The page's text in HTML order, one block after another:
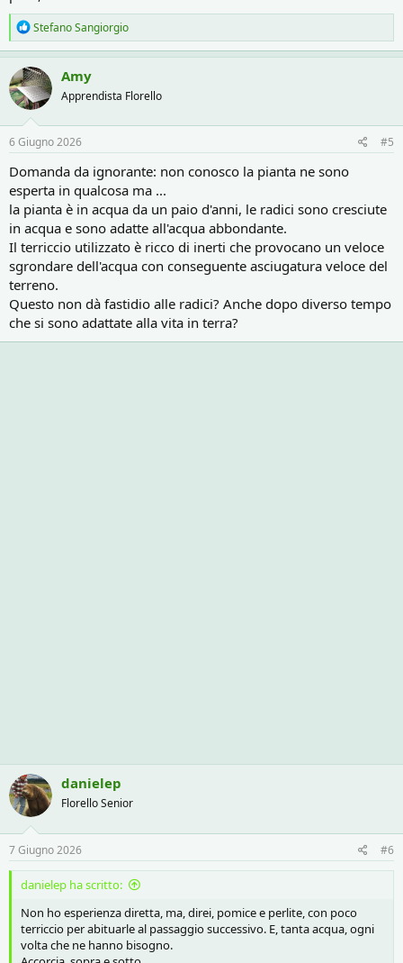
R
e
a
c
t
i
o
n
s
:
Stefano Sangiorgio
Amy
Apprendista Florello
6 Giugno 2026 #5
Domanda da ignorante: non conosco la pianta ne sono
esperta in qualcosa ma ...
la pianta è in acqua da un paio d'anni, le radici sono cresciute
in acqua e sono adatte all'acqua abbondante.
Il terriccio utilizzato è ricco di inerti che provocano un veloce
sgrondare dell'acqua con conseguente asciugatura veloce del
terreno.
Questo non dà fastidio alle radici? Anche dopo diverso tempo
che si sono adattate alla vita in terra?
danielep
Florello Senior
7 Giugno 2026 #6
danielep ha scritto:
Non ho esperienza diretta, ma, direi, pomice e perlite, con poco
terriccio per abituarle al passaggio successivo. E, tanta acqua, ogni
volta che ne hanno bisogno.